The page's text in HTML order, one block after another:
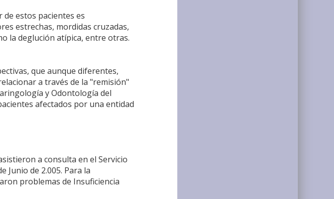
estos pacientes es
estrechas, mordidas cruzadas,
la deglución atípica, entre otras.
que aunque diferentes,
a través de la "remisión"
y Odontología del
afectados por una entidad
a consulta en el Servicio
Junio de 2.005. Para la
problemas de Insuficiencia